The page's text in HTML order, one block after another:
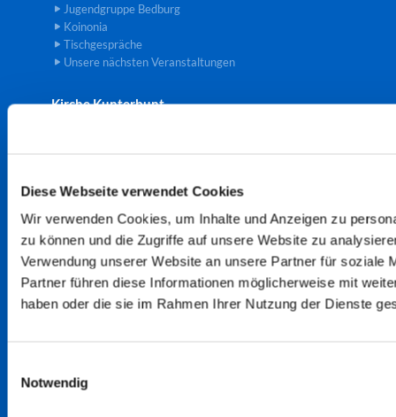
Diese Webseite verwendet Cookies
Wir verwenden Cookies, um Inhalte und Anzeigen zu
zu können und die Zugriffe auf unsere Website zu
Verwendung unserer Website an unsere Partner für soziale
Partner führen diese Informationen möglicherweise mit
haben oder die sie im Rahmen Ihrer Nutzung der Dienste
Notwendig
Jugendgruppe Bedburg
Koinonia
Tischgespräche
Unsere nächsten Veranstaltungen
Kirche Kunterbunt
Kulturkirche - Galerie
Veranstaltungen - NEW
Veranstaltungen
Kontakt